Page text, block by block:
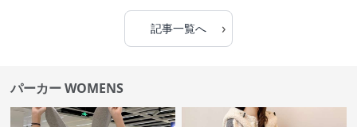
記事一覧へ ›
パーカー WOMENS